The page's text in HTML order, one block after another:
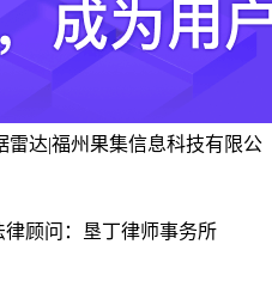
雷达|福州果集信息科技有限公
律顾问：垦丁律师事务所